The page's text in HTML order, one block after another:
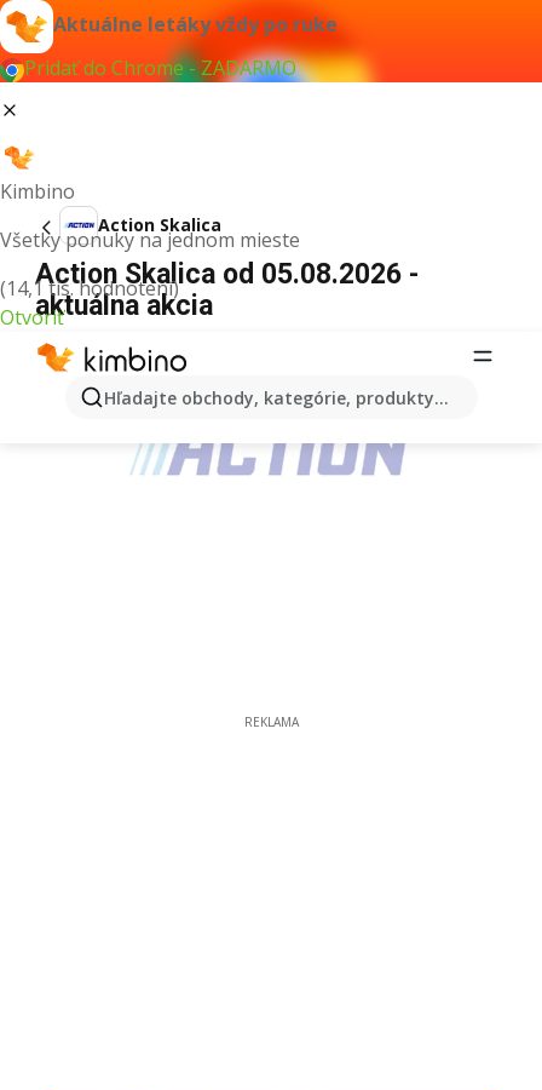
Aktuálne letáky vždy po ruke
Pridať do Chrome - ZADARMO
Kimbino
Všetky ponuky na jednom mieste
(14,1 tis. hodnotení)
Otvoriť
Hľadajte obchody, kategórie, produkty...
Action Skalica
Action Skalica od 05.08.2026 -
aktuálna akcia
REKLAMA